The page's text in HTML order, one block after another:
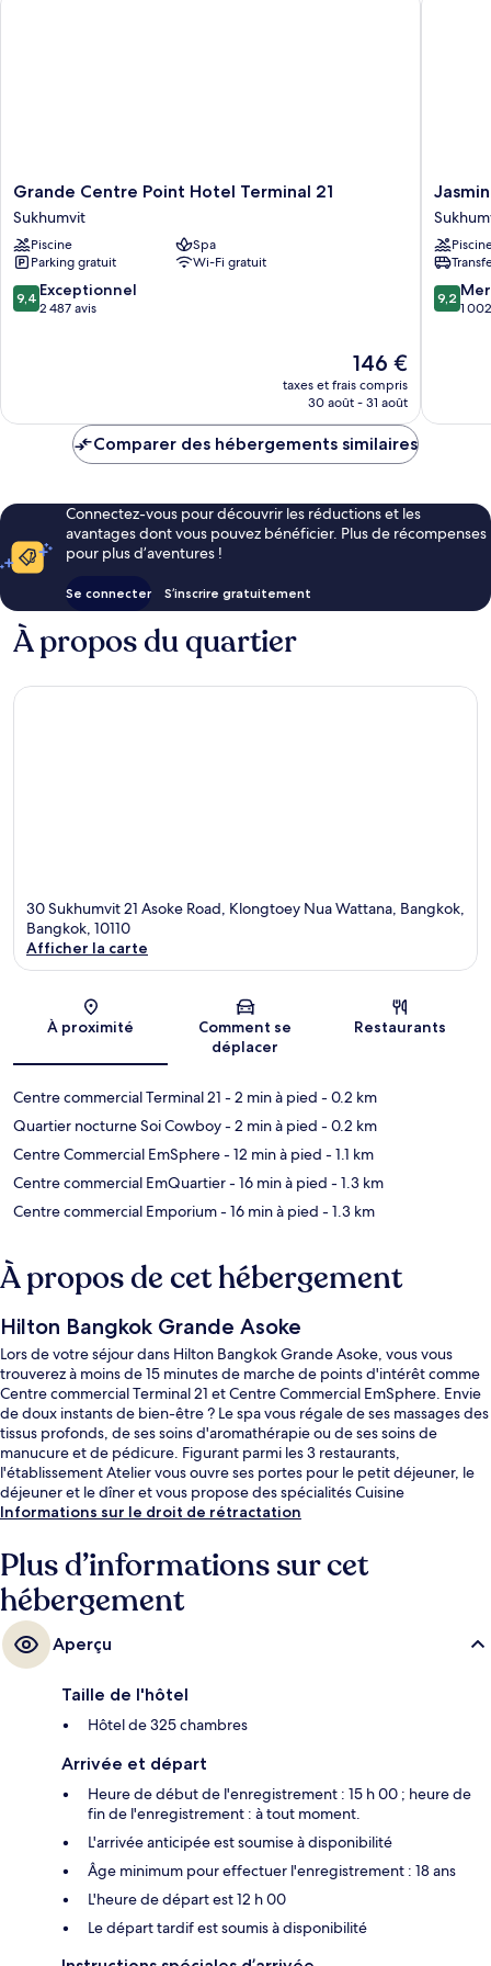
Grande
Centre
Point
Hotel
Terminal
21
Sukhumvit
Grande Centre Point Hotel Terminal 21
Sukhumvit
Piscine
Spa
Parking gratuit
Wi-Fi gratuit
9.4
sur
9,4 Exceptionnel
2 487 avis
Le
nouveau
prix
de
146 €
taxes et frais compris
30 août - 31 août
Jasmine
City
Hotel
Asoke
9.2
sur
9,2
1
Comparer des hébergements similaires
Connectez-vous pour découvrir les réductions et les
avantages dont vous pouvez bénéficier. Plus de récompenses
pour plus d’aventures !
Se connecter S’inscrire gratuitement
À propos du quartier
30 Sukhumvit 21 Asoke Road, Klongtoey Nua Wattana, Bangkok,
Bangkok, 10110
Afficher la carte
À proximité
Comment se
déplacer
Restaurants
Centre commercial Terminal 21 - 2 min à pied - 0.2 km
Quartier nocturne Soi Cowboy- 2 min à pied - 0.2 km
Centre Commercial EmSphere- 12 min à pied - 1.1 km
Centre commercial EmQuartier- 16 min à pied - 1.3 km
Centre commercial Emporium- 16 min à pied - 1.3 km
À propos de cet hébergement
Hilton Bangkok Grande Asoke
Lors de votre séjour dans Hilton Bangkok Grande Asoke, vous vous
trouverez à moins de 15 minutes de marche de points d'intérêt comme
Centre commercial Terminal 21 et Centre Commercial EmSphere. Envie
de doux instants de bien-être ? Le spa vous régale de ses massages des
tissus profonds, de ses soins d'aromathérapie ou de ses soins de
manucure et de pédicure. Figurant parmi les 3 restaurants,
l'établissement Atelier vous ouvre ses portes pour le petit déjeuner, le
déjeuner et le dîner et vous propose des spécialités Cuisine
internationale. Cet hôtel de luxe abrite en outre 2 bars/lounges, une
voyageurs aiment le fait que les transports publics se trouvent à une
courte distance de marche : Station de MRT Sukhumvit est à 3 minutes à
pied et Station de BTS Asok, à 5 minutes.
Informations sur le droit de rétractation
Plus d’informations sur cet
hébergement
Aperçu
Taille de l'hôtel
Hôtel de 325 chambres
Arrivée et départ
Heure de début de l'enregistrement : 15 h 00 ; heure de
fin de l'enregistrement : à tout moment.
L'arrivée anticipée est soumise à disponibilité
Âge minimum pour effectuer l'enregistrement : 18 ans
L'heure de départ est 12 h 00
Le départ tardif est soumis à disponibilité